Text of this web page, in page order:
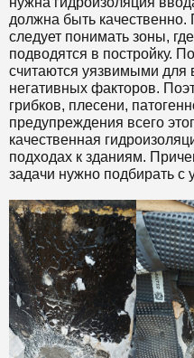
должна быть
следует понимать зоны,
подводятся в постройку.
считаются уязвимыми для
негативных факторов.
грибков, плесени,
предупреждения всего
качественная
подходах к зданиям.
задачи нужно подбирать с